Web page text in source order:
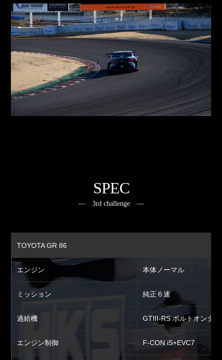
SPEC
― 3rd challenge ―
TOYOTA GR 86
エンジン 本体ノーマル
ミッション 純正６速
過給機 GTIII-RS ボルトオンタ
エンジン制御 F-CON iS+EVC7